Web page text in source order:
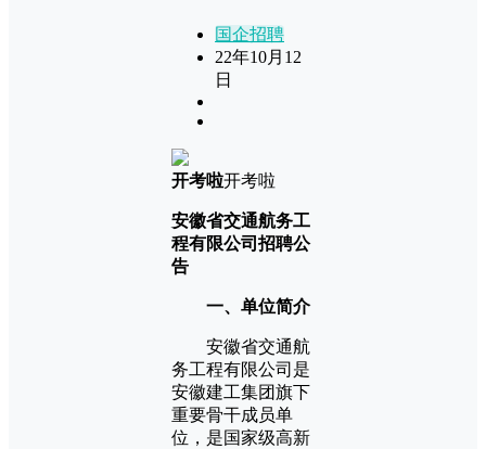
国企招聘
22年10月12
日
开考啦开考啦
安徽省交通航务工
程有限公司招聘公
告
一、单位简介
安徽省交通航
务工程有限公司是
安徽建工集团旗下
重要骨干成员单
位，是国家级高新